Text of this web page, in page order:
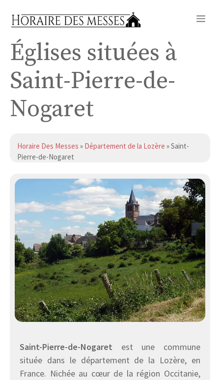
Églises situées à
Saint-Pierre-de-
Nogaret
Horaire Des Messes » Département de la Lozère » Saint-
Pierre-de-Nogaret
Saint-Pierre-de-Nogaret est une commune
située dans le département de la Lozère, en
France. Nichée au cœur de la région Occitanie,